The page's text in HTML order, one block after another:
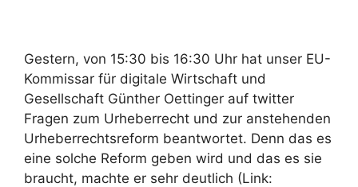
Gestern, von 15:30 bis 16:30 Uhr hat unser EU-
Kommissar für digitale Wirtschaft und
Gesellschaft Günther Oettinger auf twitter
Fragen zum Urheberrecht und zur anstehenden
Urheberrechtsreform beantwortet. Denn das es
eine solche Reform geben wird und das es sie
braucht, machte er sehr deutlich (Link: